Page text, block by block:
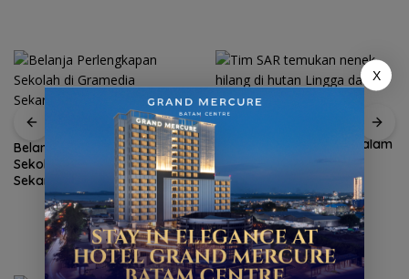
Belanja Perlengkapan
Sekolah di Gramedia
Sekarang! Bisa Menang Mobil
dan Liburan ke Jepang
Tim SAR temukan nenek
hilang di hutan Lingga dalam
X